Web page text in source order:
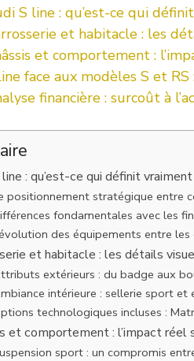
S line : qu’est-ce qui
et habitacle : les
et comportement :
face aux modèles S et
financière : surcoût à
: qu’est-ce qui définit
positionnement stratégique entre
fondamentales avec les
des équipements entre
et habitacle : les détails
extérieurs : du badge aux
intérieure : sellerie sport
technologiques incluses :
et comportement : l’impact réel
sport : un compromis